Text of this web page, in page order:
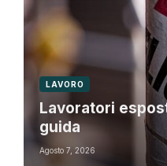
LAVORO
Lavoratori
guida
Agosto 7, 2026